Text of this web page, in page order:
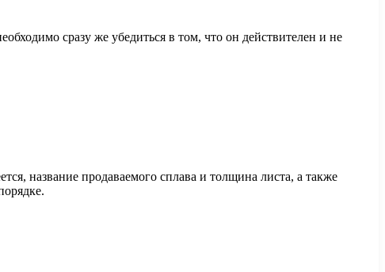
сразу же убедиться в том, что он действителен и не
название продаваемого сплава и толщина листа, а также